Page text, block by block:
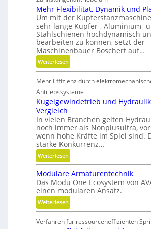
n
e
n
Mehr Flexibilität, Dynamik und
Um mit der
sehr lange Kupfer-, Aluminium-
Stahlschienen hochdynamisch
bearbeiten zu können, setzt der
Maschinenbauer Boschert auf…
Weiterlesen:
M
e
h
r
l
e
x
i
b
l
i
t
ä
,
Mehr Effizienz durch
Antriebssysteme
Kugelgewindetrieb und
Vergleich
In vielen Branchen gelten
noch immer als Nonplusultra,
wenn hohe Kräfte im Spiel sind.
starke Konkurrenz…
Weiterlesen:
K
u
g
e
l
g
e
Modulare Armaturentechnik
Das Modu One Ecosystem von
einen modularen Ansatz.
Weiterlesen:
M
o
Verfahren für ressourceneffizienten